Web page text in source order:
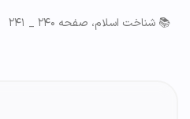
📚 شناخت اسلام، صفحه ۲۴۰ _ ۲۴۱